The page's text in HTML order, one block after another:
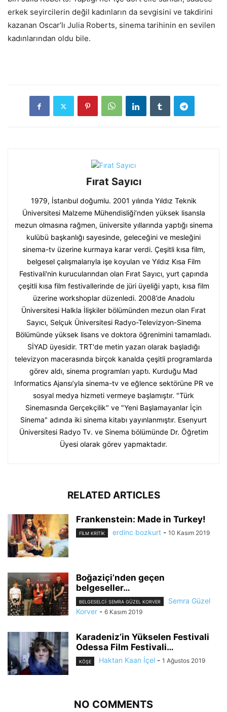
erkek seyircilerin değil kadınların da sevgisini ve takdirini
kazanan Oscar’lı Julia Roberts, sinema tarihinin en sevilen
kadınlarından oldu bile.
Fırat Sayıcı
1979, İstanbul doğumlu. 2001 yılında Yıldız Teknik
Üniversitesi Malzeme Mühendisliği’nden yüksek lisansla
mezun olmasına rağmen, üniversite yıllarında yaptığı sinema
kulübü başkanlığı sayesinde, geleceğini ve mesleğini
sinema-tv üzerine kurmaya karar verdi. Çeşitli kısa film,
belgesel çalışmalarıyla işe koyulan ve Yıldız Kısa Film
Festivali'nin kurucularından olan Fırat Sayıcı, yurt çapında
çeşitli kısa film festivallerinde de jüri üyeliği yaptı, kısa film
üzerine workshoplar düzenledi. 2008’de Anadolu
Üniversitesi Halkla İlişkiler bölümünden mezun olan Fırat
Sayıcı, Selçuk Üniversitesi Radyo-Televizyon-Sinema
Bölümünde yüksek lisans ve doktora öğrenimini tamamladı.
SİYAD üyesidir. TRT'de metin yazarı olarak başladığı
televizyon macerasında birçok kanalda çeşitli programlarda
görev aldı, sinema programları yaptı. Kurduğu Mad
Informatics Ajansı’yla sinema-tv ve eğlence sektörüne PR ve
sosyal medya hizmeti vermeye başlamıştır. "Türk
Sinemasında Gerçekçilik" ve "Yeni Başlamayanlar İçin
Sinema" adında iki sinema kitabı yayınlanmıştır. Esenyurt
Üniversitesi Radyo Tv. ve Sinema bölümünde Dr. Öğretim
Üyesi olarak görev yapmaktadır.
RELATED ARTICLES
Frankenstein: Made in Turkey!
FILM KRITIK erdinc bozkurt - 10 Kasım 2019
Boğaziçi’nden geçen
belgeseller…
BELGESELCI: SEMRA GÜZEL KORVER
Semra Güzel
Korver - 6 Kasım 2019
Karadeniz’in Yükselen Festivali
Odessa Film Festivali…
KÖŞE Haktan Kaan İçel - 1 Ağustos 2019
NO COMMENTS